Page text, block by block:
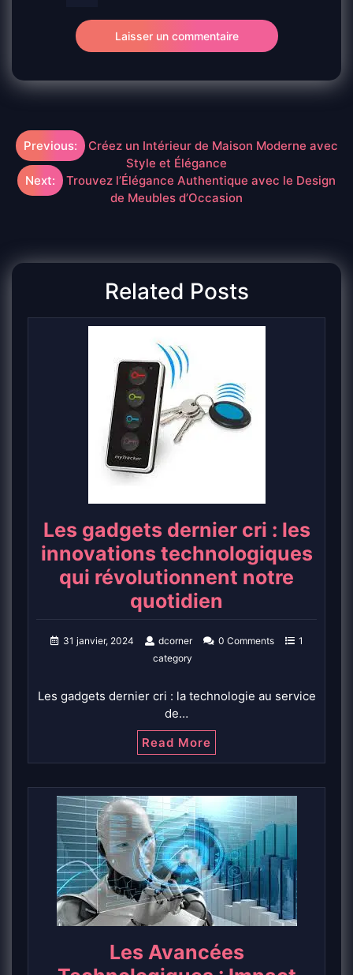
Navigation
de
Previous:
Créez un Intérieur de Maison Moderne avec
Style et Élégance
Next:
Trouvez l’Élégance Authentique avec le Design
de Meubles d’Occasion
Related Posts
Les gadgets dernier cri : les
innovations technologiques
qui révolutionnent notre
quotidien
31 janvier, 2024 dcorner 0 Comments
1
category
Les gadgets dernier cri : la technologie au service
de…
Read More
Les Avancées